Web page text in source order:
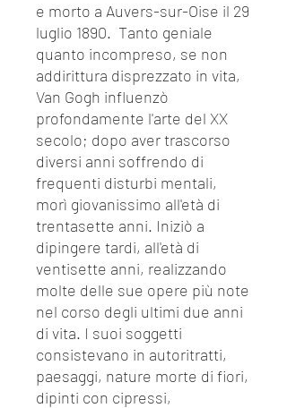
e morto a Auvers-sur-Oise il 29
luglio 1890. Tanto geniale
quanto incompreso, se non
addirittura disprezzato in vita,
Van Gogh influenzò
profondamente l'arte del XX
secolo; dopo aver trascorso
diversi anni soffrendo di
frequenti disturbi mentali,
morì giovanissimo all'età di
trentasette anni. Iniziò a
dipingere tardi, all'età di
ventisette anni, realizzando
molte delle sue opere più note
nel corso degli ultimi due anni
di vita. I suoi soggetti
consistevano in autoritratti,
paesaggi, nature morte di fiori,
dipinti con cipressi,